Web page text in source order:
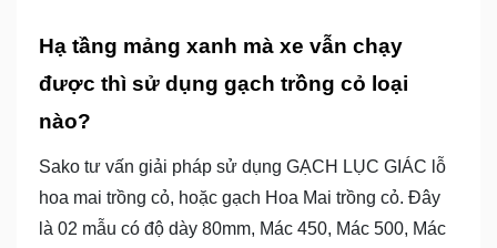
Hạ tầng mảng xanh mà xe vẫn chạy
được thì sử dụng gạch trồng cỏ loại
nào?
Sako tư vấn giải pháp sử dụng GẠCH LỤC GIÁC lỗ
hoa mai trồng cỏ, hoặc gạch Hoa Mai trồng cỏ. Đây
là 02 mẫu có độ dày 80mm, Mác 450, Mác 500, Mác